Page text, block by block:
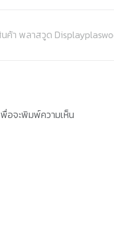
ค้า พลาสวูด
พื่อจะพิมพ์ความเห็น